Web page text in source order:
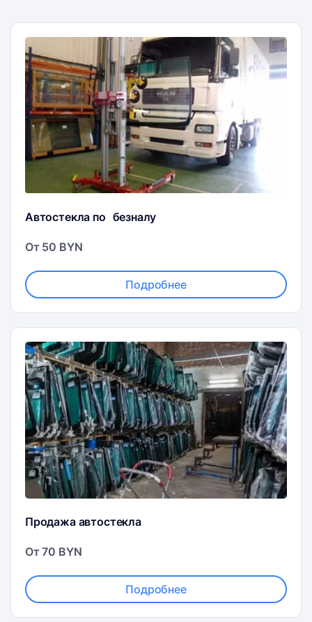
Автостекла по безналу
От 50 BYN
Подробнее
Продажа автостекла
От 70 BYN
Подробнее